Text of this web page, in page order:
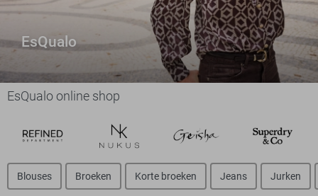
EsQualo
EsQualo online shop
Blouses Broeken Korte broeken Jeans Jurken